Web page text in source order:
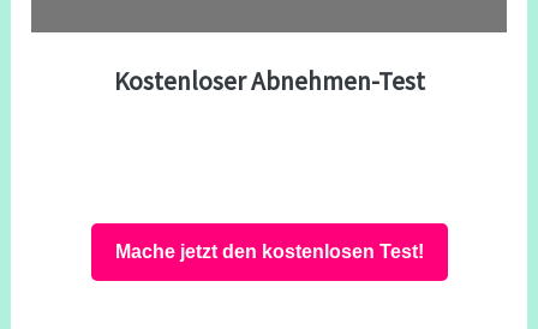
Kostenloser Abnehmen-Test
Mache jetzt den kostenlosen Test!